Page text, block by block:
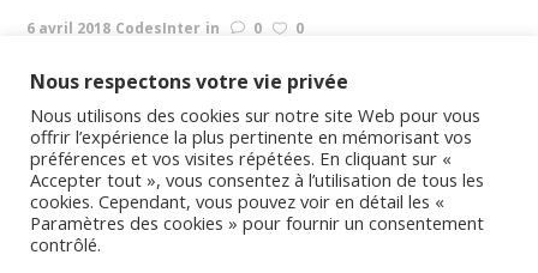
6 avril 2018 CodesInter in 0
0
1 2 3 4
Nous respectons votre vie privée
Nous utilisons des cookies sur notre site Web pour vous
offrir l’expérience la plus pertinente en mémorisant vos
préférences et vos visites répétées. En cliquant sur «
Accepter tout », vous consentez à l’utilisation de tous les
cookies. Cependant, vous pouvez voir en détail les «
Paramètres des cookies » pour fournir un consentement
contrôlé.